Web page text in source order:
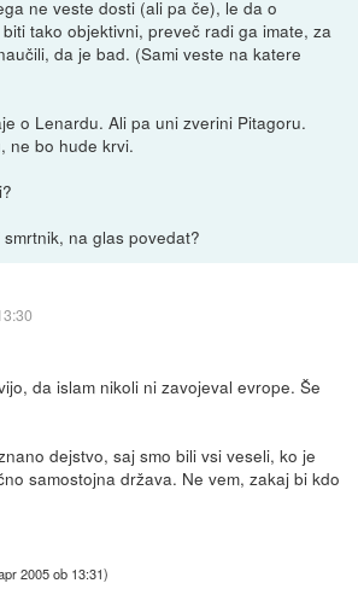
ne veste dosti (ali pa če), le da o
tako objektivni, preveč radi ga imate, za
da je bad. (Sami veste na katere
o Lenardu. Ali pa uni zverini Pitagoru.
ne bo hude krvi.
na glas povedat?
da islam nikoli ni zavojeval evrope. Še
dejstvo, saj smo bili vsi veseli, ko je
samostojna država. Ne vem, zakaj bi kdo
2005 ob 13:31)